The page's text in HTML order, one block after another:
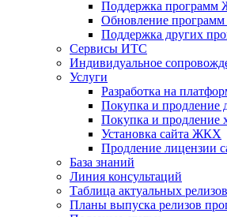
Поддержка
Обновление
Поддержка других
Сервисы ИТС
Индивидуальное
Услуги
Разработка на
Покупка и продление
Покупка и продление
Установка сайта ЖКХ
Продление лицензии
База знаний
Линия консультаций
Таблица актуальных релизов
Планы выпуска релизов